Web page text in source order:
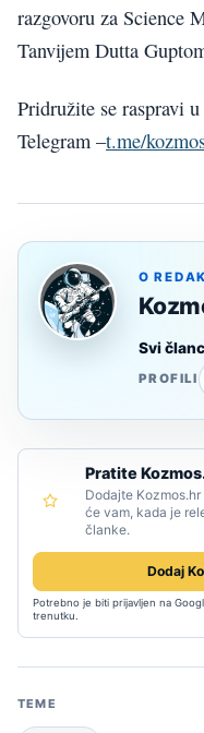
razgovoru za Science
Tanvijem Dutta
Pridružite se raspravi
Telegram –t.me/
O
Svi
PROFILI
Pratite
Dodajte
će vam, kada je
članke.
Dodaj
Potrebno je biti prijavljen na
trenutku.
TEME